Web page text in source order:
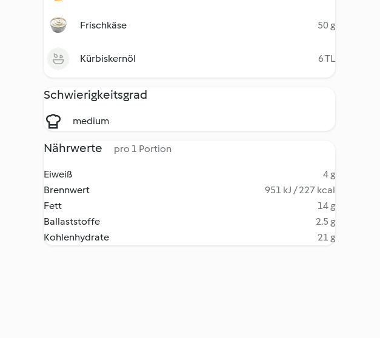
Frischkäse 50 g
Kürbiskernöl 6 TL
Schwierigkeitsgrad
medium
Nährwerte pro 1 Portion
Eiweiß
4 g
Brennwert
951 kJ / 227 kcal
Fett
14 g
Ballaststoffe
2.5 g
Kohlenhydrate
21 g